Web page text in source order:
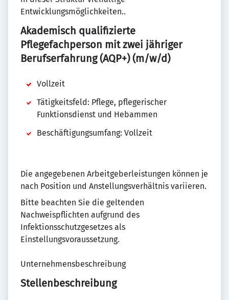
Entwicklungsmöglichkeiten..
Akademisch qualifizierte
Pflegefachperson mit zwei jähriger
Berufserfahrung (AQP+) (m/w/d)
Vollzeit
Tätigkeitsfeld: Pflege, pflegerischer
Funktionsdienst und Hebammen
Beschäftigungsumfang: Vollzeit
Die angegebenen Arbeitgeberleistungen können je
nach Position und Anstellungsverhältnis variieren.
Bitte beachten Sie die geltenden
Nachweispflichten aufgrund des
Infektionsschutzgesetzes als
Einstellungsvoraussetzung.
Unternehmensbeschreibung
Stellenbeschreibung